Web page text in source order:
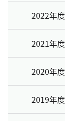
2022年度
2021年度
2020年度
2019年度